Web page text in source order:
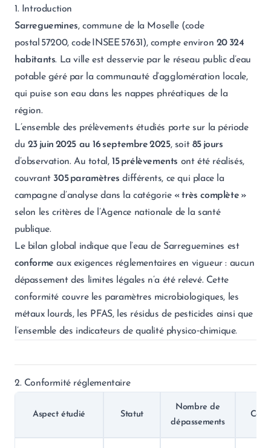
1. Introduction
Sarreguemines, commune de la Moselle (code
postal 57200, code INSEE 57631), compte environ 20 324
habitants. La ville est desservie par le réseau public d’eau
potable géré par la communauté d’agglomération locale,
qui puise son eau dans les nappes phréatiques de la
région.
L’ensemble des prélèvements étudiés porte sur la période
du 23 juin 2025 au 16 septembre 2025, soit 85 jours
d’observation. Au total,15 prélèvements ont été réalisés,
couvrant 305 paramètres différents, ce qui place la
campagne d’analyse dans la catégorie « très complète »
selon les critères de l’Agence nationale de la santé
publique.
Le bilan global indique que l’eau de Sarreguemines est
conforme aux exigences réglementaires en vigueur : aucun
dépassement des limites légales n’a été relevé. Cette
conformité couvre les paramètres microbiologiques, les
métaux lourds, les PFAS, les résidus de pesticides ainsi que
l’ensemble des indicateurs de qualité physico‑chimique.
2. Conformité réglementaire
Aspect étudié Statut
Nombre de
dépassements